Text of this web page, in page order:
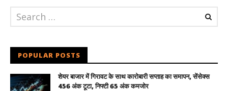
POPULAR POSTS
शेयर बाजार में गिरावट के साथ कारोबारी सप्ताह का समापन, सेंसेक्स
456 अंक टूटा, निफ्टी 65 अंक कमजोर